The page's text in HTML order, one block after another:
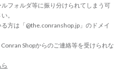
フォルダ等に振り分けられてしまう可
。
方は「@the.conranshop.jp」のドメイ
Shopからのご連絡等を受けられな